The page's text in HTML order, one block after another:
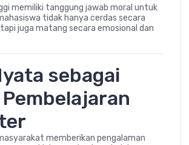
memiliki tanggung jawab moral untuk
tidak hanya cerdas secara
juga matang secara emosional dan
sebagai
Pembelajaran
memberikan pengalaman